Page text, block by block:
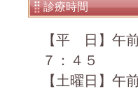
診療時間
【平 日】午
７：４５
【土曜日】午